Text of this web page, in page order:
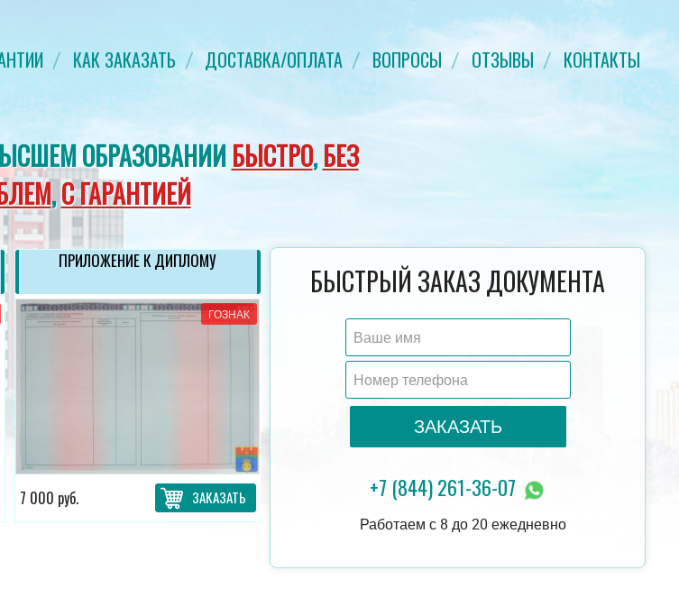
КАК ЗАКАЗАТЬ ДОСТАВКА/ОПЛАТА ВОПРОСЫ ОТЗЫВЫ КОНТАКТЫ
ОБРАЗОВАНИИБЫСТРО,БЕЗ
,С ГАРАНТИЕЙ
ПРИЛОЖЕНИЕ К ДИПЛОМУ
ГОЗНАК
7 000 руб. ЗАКАЗАТЬ
СВИДЕТЕЛЬСТВО О БРАКЕ
ЗАКАЗАТЬ
ДИПЛОМ
18 000 руб.
БЫСТРЫЙ ЗАКАЗ ДОКУМЕНТА
ЗАКАЗАТЬ
+7 (844) 261-36-07
Работаем с 8 до 20 ежедневно